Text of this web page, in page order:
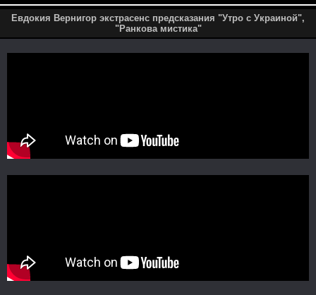
Евдокия Вернигор экстрасенс предсказания "Утро с Украиной",
"Ранкова мистика"